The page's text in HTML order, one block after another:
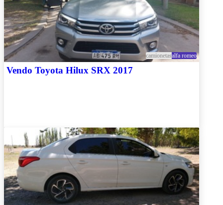
camionetasalfa romeo
Vendo Toyota Hilux SRX 2017